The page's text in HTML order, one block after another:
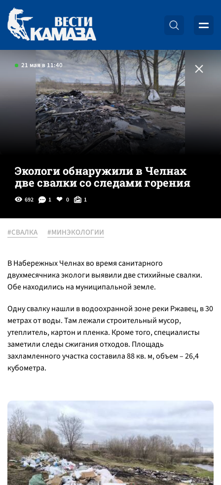
21 мая в 11:40
Экологи обнаружили в Челнах
две свалки со следами горения
692 1 0 1
#СВАЛКА #МИНЭКОЛОГИИ
В Набережных Челнах во время санитарного
двухмесячника экологи выявили две стихийные свалки.
Обе находились на муниципальной земле.
Одну свалку нашли в водоохранной зоне реки Ржавец, в 30
метрах от воды. Там лежали строительный мусор,
утеплитель, картон и пленка. Кроме того, специалисты
заметили следы сжигания отходов. Площадь
захламленного участка составила 88 кв. м, объем – 26,4
кубометра.